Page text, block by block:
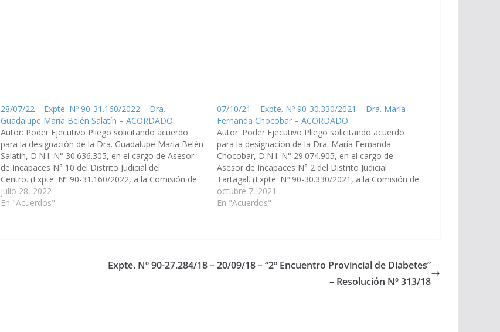
28/07/22 – Expte. Nº 90-31.160/2022 – Dra.
Guadalupe María Belén Salatín – ACORDADO
Autor: Poder Ejecutivo Pliego solicitando acuerdo
para la designación de la Dra. Guadalupe María Belén
Salatín, D.N.I. N° 30.636.305, en el cargo de Asesor
de Incapaces N° 10 del Distrito Judicial del
Centro. (Expte. Nº 90-31.160/2022, a la Comisión de
Justicia, Acuerdos y Designaciones). Acordado, el
18/08/2022.
julio 28, 2022
En "Acuerdos"
07/10/21 – Expte. Nº 90-30.330/2021 – Dra. María
Fernanda Chocobar – ACORDADO
Autor: Poder Ejecutivo Pliego solicitando acuerdo
para la designación de la Dra. María Fernanda
Chocobar, D.N.I. N° 29.074.905, en el cargo de
Asesor de Incapaces N° 2 del Distrito Judicial
Tartagal. (Expte. Nº 90-30.330/2021, a la Comisión de
Justicia, Acuerdos y Designaciones). Acordado, en
fecha 18/11/2021
octubre 7, 2021
En "Acuerdos"
Expte. Nº 90-27.284/18 – 20/09/18 – “2º Encuentro Provincial de Diabetes”
– Resolución Nº 313/18